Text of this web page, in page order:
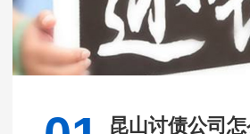
昆山讨债公司怎